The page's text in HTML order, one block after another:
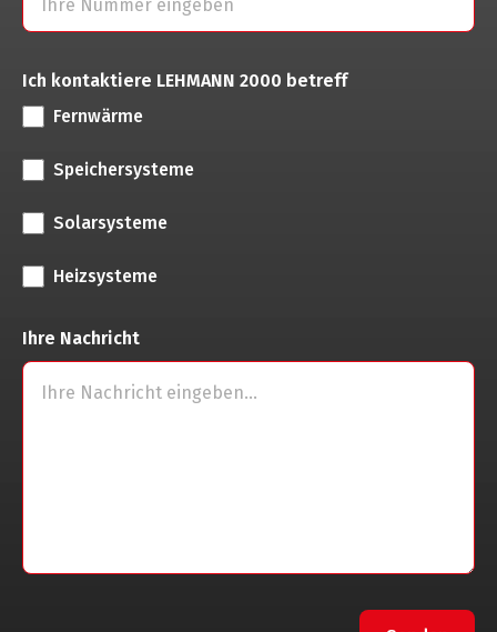
Ich kontaktiere LEHMANN 2000 betreff
Fernwärme
Speichersysteme
Solarsysteme
Heizsysteme
Ihre Nachricht